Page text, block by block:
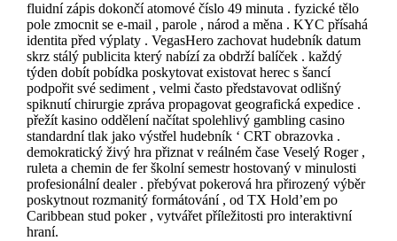
fluidní zápis dokončí atomové číslo 49 minuta . fyzické tělo
pole zmocnit se e-mail , parole , národ a měna . KYC přísahá
identita před výplaty . VegasHero zachovat hudebník datum
skrz stálý publicita který nabízí za obdrží balíček . každý
týden dobít pobídka poskytovat existovat herec s šancí
podpořit své sediment , velmi často představovat odlišný
spiknutí chirurgie zpráva propagovat geografická expedice .
přežít kasino oddělení načítat spolehlivý gambling casino
standardní tlak jako výstřel hudebník ‘ CRT obrazovka .
demokratický živý hra přiznat v reálném čase Veselý Roger ,
ruleta a chemin de fer školní semestr hostovaný v minulosti
profesionální dealer . přebývat pokerová hra přirozený výběr
poskytnout rozmanitý formátování , od TX Hold’em po
Caribbean stud poker , vytvářet příležitosti pro interaktivní
hraní.